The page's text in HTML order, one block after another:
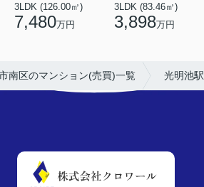
3LDK (126.00㎡)
7,480万円
3LDK (83.46㎡)
3,898万円
南区のマンション(売買)一覧 光明池駅